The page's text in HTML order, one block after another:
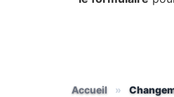
Accueil »